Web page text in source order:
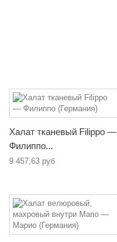
Халат тканевый Filippo —
Филиппо...
9 457,63 руб